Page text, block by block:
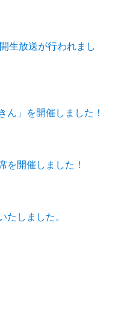
生放送が行われまし
ん」を開催しました！
を開催しました！
しました。